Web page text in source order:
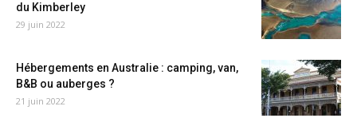
du Kimberley
29 juin 2022
Hébergements en Australie : camping, van,
B&B ou auberges ?
21 juin 2022